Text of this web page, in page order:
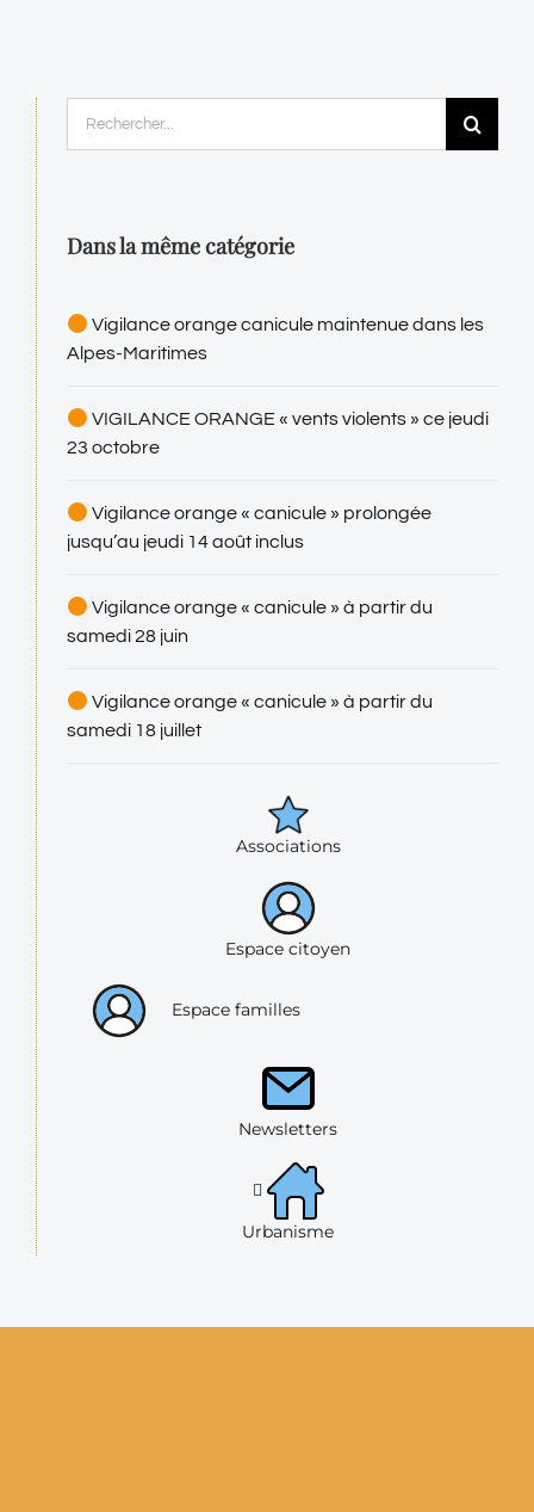
Dans la même catégorie
Vigilance orange canicule maintenue dans les
Alpes-Maritimes
VIGILANCE ORANGE « vents violents » ce jeudi
23 octobre
Vigilance orange « canicule » prolongée
jusqu’au jeudi 14 août inclus
Vigilance orange « canicule » à partir du
samedi 28 juin
Vigilance orange « canicule » à partir du
samedi 18 juillet
Associations
Espace citoyen
Espace familles
Newsletters
Urbanisme